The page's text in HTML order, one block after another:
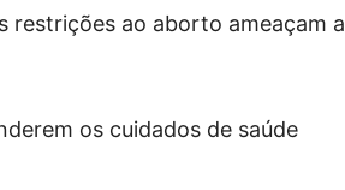
restrições ao aborto ameaçam a
os cuidados de saúde